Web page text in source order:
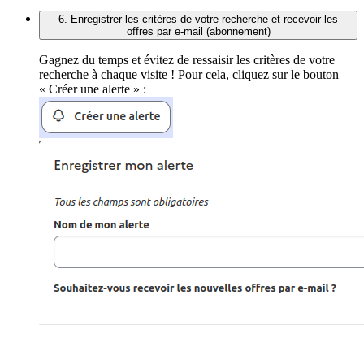
6. Enregistrer les critères de votre recherche et recevoir les
offres par e-mail (abonnement)
Gagnez du temps et évitez de ressaisir les critères de votre
recherche à chaque visite ! Pour cela, cliquez sur le bouton
« Créer une alerte » :